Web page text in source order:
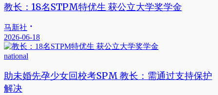
教长：18名STPM特优生 获公立大学奖学金
马新社
2026-06-18
national
助未婚先孕少女回校考SPM 教长：需通过支持保护
解决